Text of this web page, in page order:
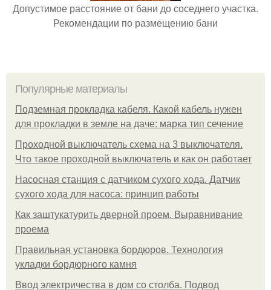
Допустимое расстояние от бани до соседнего участка.
Рекомендации по размещению бани
Популярные материалы
Подземная прокладка кабеля. Какой кабель нужен
для прокладки в земле на даче: марка тип сечение
Проходной выключатель схема на 3 выключателя.
Что такое проходной выключатель и как он работает
Насосная станция с датчиком сухого хода. Датчик
сухого хода для насоса: принцип работы
Как заштукатурить дверной проем. Выравнивание
проема
Правильная установка бордюров. Технология
укладки бордюрного камня
Ввод электричества в дом со столба. Подвод